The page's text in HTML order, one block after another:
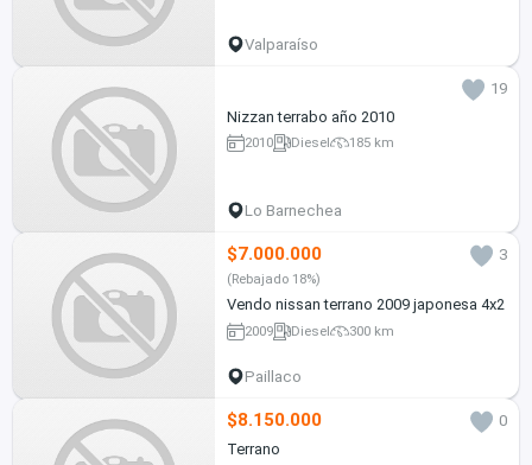
Valparaíso
19
Nizzan terrabo año 2010
2010 Diesel 185 km
Lo Barnechea
$7.000.000 3
(Rebajado 18%)
Vendo nissan terrano 2009 japonesa 4x2
2009 Diesel 300 km
Paillaco
$8.150.000
0
Terrano